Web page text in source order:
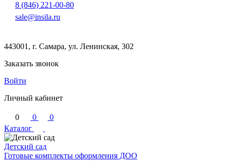
8 (846) 221-00-80
sale@insila.ru
443001, г. Самара, ул. Ленинская, 302
Заказать звонок
Войти
Личный кабинет
0 0
0
Каталог
Детский сад
Готовые комплекты оформления ДОО